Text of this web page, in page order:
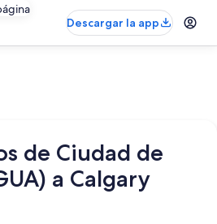
Descargar la app
de Ciudad de
a Calgary